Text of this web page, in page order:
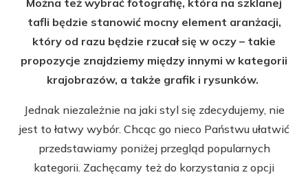
Można też wybrać fotografię, która na szklanej
tafli będzie stanowić mocny element aranżacji,
który od razu będzie rzucał się w oczy – takie
propozycje znajdziemy między innymi w kategorii
krajobrazów, a także grafik i rysunków.
Jednak niezależnie na jaki styl się zdecydujemy, nie
jest to łatwy wybór. Chcąc go nieco Państwu ułatwić
przedstawiamy poniżej przegląd popularnych
kategorii. Zachęcamy też do korzystania z opcji